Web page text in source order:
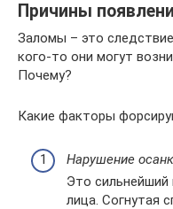
Причины
Заломы – это
кого-то они могут
Почему?
Какие факторы
Нарушение
Это сильнейший
лица. Согнутая